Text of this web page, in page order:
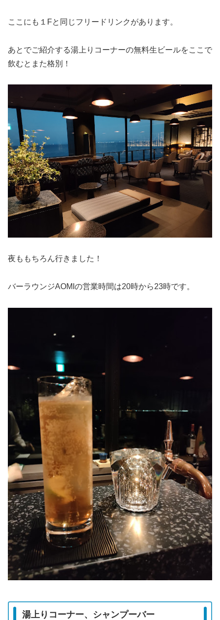
ここにも１Fと同じフリードリンクがあります。
あとでご紹介する湯上りコーナーの無料生ビールをここで
飲むとまた格別！
夜ももちろん行きました！
バーラウンジAOMIの営業時間は20時から23時です。
湯上りコーナー、シャンプーバー